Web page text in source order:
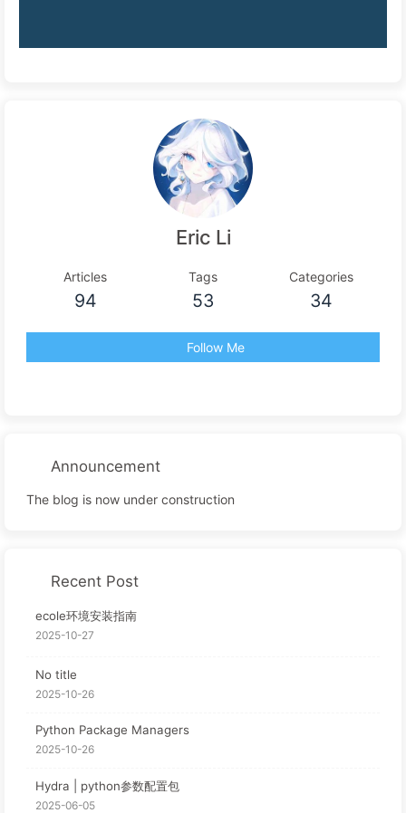
Eric Li
Articles
94
Tags
53
Categories
34
Follow Me
Announcement
The blog is now under construction
Recent Post
ecole环境安装指南
2025-10-27
No title
2025-10-26
Python Package Managers
2025-10-26
Hydra | python参数配置包
2025-06-05